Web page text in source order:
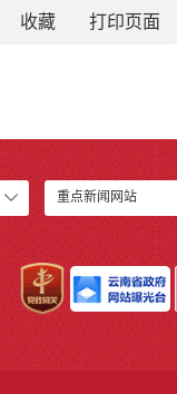
收藏
重点新闻网站